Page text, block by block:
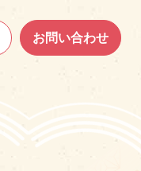
お問い合わせ